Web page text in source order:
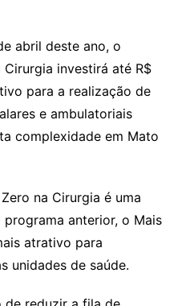
abril deste ano, o
investirá até R$
para a realização de
e ambulatoriais
complexidade em Mato
na Cirurgia é uma
anterior, o Mais
atrativo para
unidades de saúde.